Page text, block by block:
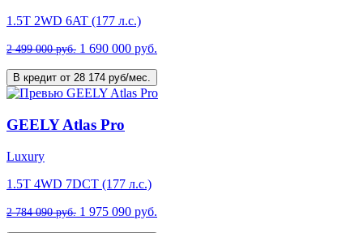
1.5T 2WD 6AT (177 л.с.)
2 499 000 руб. 1 690 000 руб.
В кредит от 28 174 руб/мес.
GEELY Atlas Pro
Luxury
1.5T 4WD 7DCT (177 л.с.)
2 784 090 руб. 1 975 090 руб.